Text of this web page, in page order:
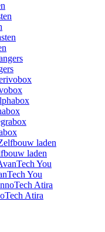
laden
You
Atira